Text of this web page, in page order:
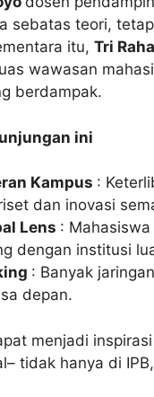
sebatas teori,
itu, Tri
wawasan
berdampak.
ini
Kampus :
dan inovasi
Lens :
dengan institusi
: Banyak
depan.
menjadi
tidak hanya di